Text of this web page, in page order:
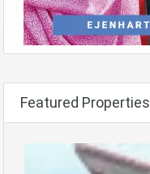
Featured Properties